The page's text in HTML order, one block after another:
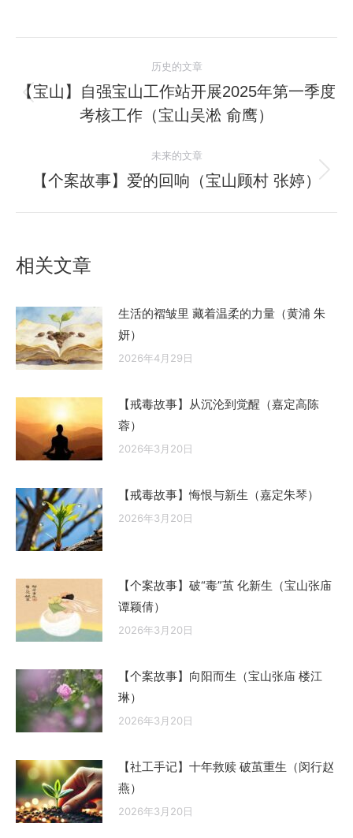
章
历史的文章
历
史
章：
【宝山】自强宝山工作站开展2025年第一季度
考核工作（宝山吴淞 俞鹰）
未来的文章
未
【个案故事】爱的回响（宝山顾村 张婷）
相关文章
生活的褶皱里 藏着温柔的力量（黄浦 朱
妍）
2026年4月29日
【戒毒故事】从沉沦到觉醒（嘉定高陈
蓉）
2026年3月20日
【戒毒故事】悔恨与新生（嘉定朱琴）
2026年3月20日
【个案故事】破“毒”茧 化新生（宝山张庙
谭颖倩）
2026年3月20日
【个案故事】向阳而生（宝山张庙 楼江
琳）
2026年3月20日
【社工手记】十年救赎 破茧重生（闵行赵
燕）
2026年3月20日